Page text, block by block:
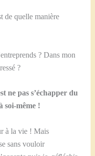
de quelle manière
? Dans mon
?
ne pas s’échapper du
soi-même !
à la vie ! Mais
sans vouloir